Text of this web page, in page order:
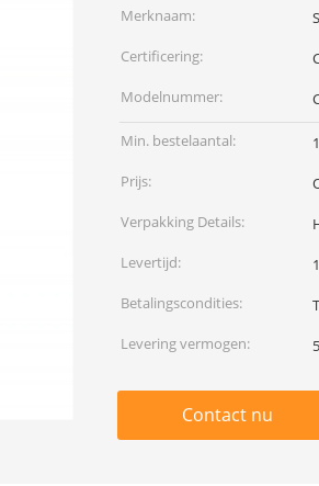
Merknaam:
Certificering:
Modelnummer:
Min. bestelaantal:
Prijs:
Verpakking Details:
Levertijd:
Betalingscondities:
Levering vermogen:
Contact nu